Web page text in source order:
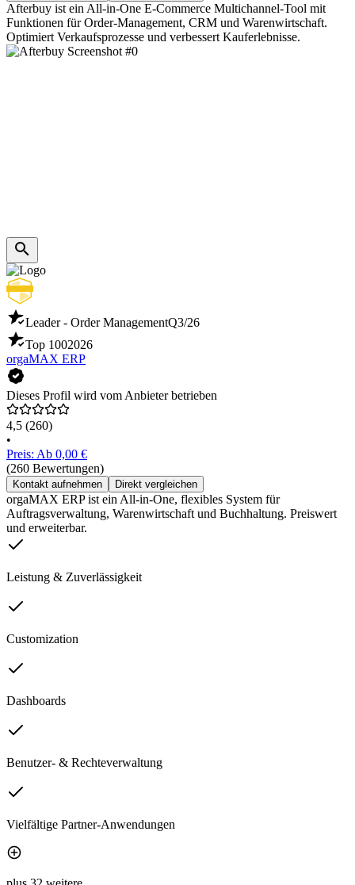
Afterbuy ist ein All-in-One E-Commerce Multichannel-Tool mit
Funktionen für Order-Management, CRM und Warenwirtschaft.
Optimiert Verkaufsprozesse und verbessert Kauferlebnisse.
Leader - Order ManagementQ3/26
Top 1002026
orgaMAX ERP
Dieses Profil wird vom Anbieter betrieben
4,5 (260)
•
Preis: Ab 0,00 €
(260 Bewertungen)
Kontakt aufnehmen Direkt vergleichen
orgaMAX ERP ist ein All-in-One, flexibles System für
Auftragsverwaltung, Warenwirtschaft und Buchhaltung. Preiswert
und erweiterbar.
Leistung & Zuverlässigkeit
Customization
Dashboards
Benutzer- & Rechteverwaltung
Vielfältige Partner-Anwendungen